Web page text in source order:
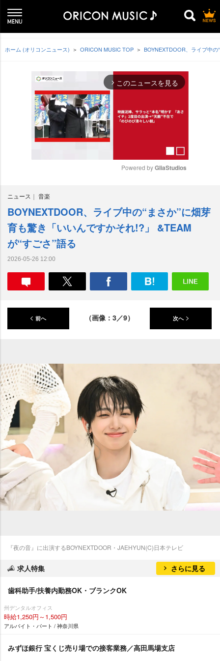
ホーム (オリコンニュース) ORICON MUSIC TOP BOYNEXTDOOR、ライブ中
arrow_forward_ios このニュースを見る
e
Powered by GliaStudios
ニュース 音楽
BOYNEXTDOOR、ライブ中の“まさか”に畑芽
育も驚き「いいんですかそれ!?」 &TEAM
が“すごさ”語る
2026-05-26 12:00
前へ （画像：3／9） 次へ
『夜の音』に出演するBOYNEXTDOOR・JAEHYUN(C)日本テレビ
求人特集 さらに見る
歯科助手/扶養内勤務OK・ブランクOK
州デンタルオフィス
時給1,250円～1,500円
アルバイト・パート / 神奈川県
みずほ銀行 宝くじ売り場での接客業務／高田馬場支店